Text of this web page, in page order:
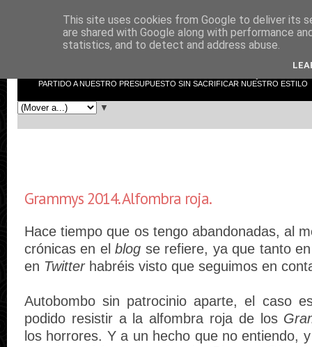
low cost shopper
PARTIDO A NUESTRO PRESUPUESTO SIN SACRIFICAR NUESTRO ESTILO
▼
Grammys 2014. Alfombra roja.
Hace tiempo que os tengo abandonadas, al
crónicas en elblog se refiere, ya que tanto
en Twitter habréis visto que seguimos en
Autobombo sin patrocinio aparte, el caso
podido resistir a la alfombra roja de los
los horrores. Y a un hecho que no entiendo,
This site uses cookies from Google to deliver its
are shared with Google along with performance
statistics, and to detect and address abuse.